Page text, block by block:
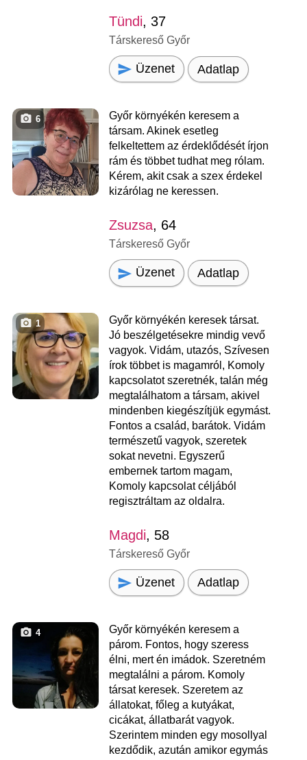
Tündi, 37
Társkereső Győr
Üzenet Adatlap
6
Győr környékén keresem a
társam. Akinek esetleg
felkeltettem az érdeklődését írjon
rám és többet tudhat meg rólam.
Kérem, akit csak a szex érdekel
kizárólag ne keressen.
Zsuzsa, 64
Társkereső Győr
Üzenet Adatlap
1
Győr környékén keresek társat.
Jó beszélgetésekre mindig vevő
vagyok. Vidám, utazós, Szívesen
írok többet is magamról, Komoly
kapcsolatot szeretnék, talán még
megtalálhatom a társam, akivel
mindenben kiegészítjük egymást.
Fontos a család, barátok. Vidám
természetű vagyok, szeretek
sokat nevetni. Egyszerű
embernek tartom magam,
Komoly kapcsolat céljából
regisztráltam az oldalra.
Magdi, 58
Társkereső Győr
Üzenet Adatlap
4
Győr környékén keresem a
párom. Fontos, hogy szeress
élni, mert én imádok. Szeretném
megtalálni a párom. Komoly
társat keresek. Szeretem az
állatokat, főleg a kutyákat,
cicákat, állatbarát vagyok.
Szerintem minden egy mosollyal
kezdődik, azután amikor egymás